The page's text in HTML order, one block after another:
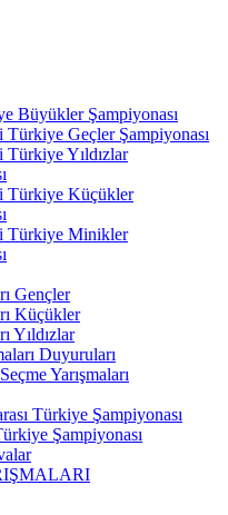
Büyükler Şampiyonası
Türkiye Geçler Şampiyonası
Türkiye Yıldızlar
Türkiye Küçükler
Türkiye Minikler
Gençler
Küçükler
Yıldızlar
Duyuruları
Yarışmaları
Türkiye Şampiyonası
Şampiyonası